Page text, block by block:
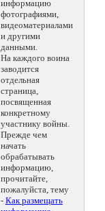
информацию
фотографиями,
видеоматериалами
и другими
данными.
На каждого воина
заводится
отдельная
страница,
посвященная
конкретному
участнику войны.
Прежде чем
начать
обрабатывать
информацию,
прочитайте,
пожалуйста, тему
- Как размещать